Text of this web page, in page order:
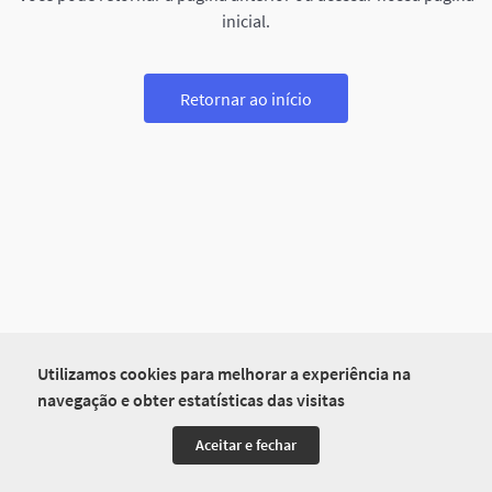
Utilizamos cookies para melhorar a experiência na
navegação e obter estatísticas das visitas
Aceitar e fechar
inicial.
Retornar ao início